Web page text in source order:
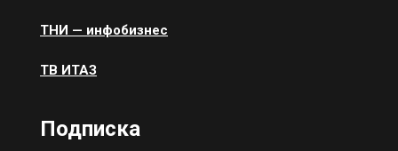
ТНИ — инфобизнес
ТВ ИТАЗ
Подписка